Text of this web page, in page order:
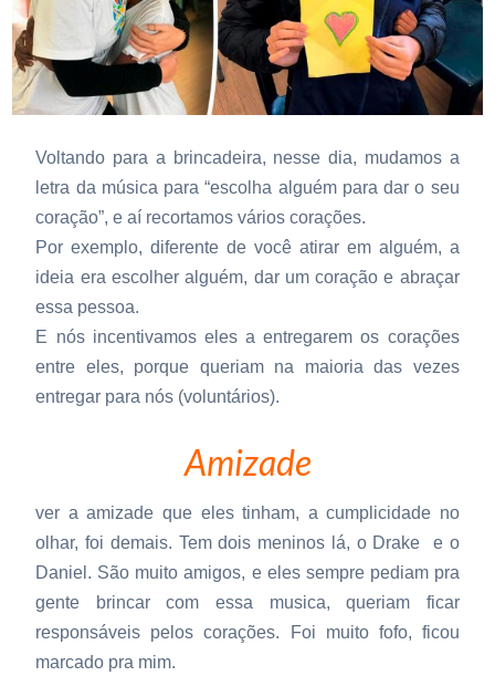
Voltando para a brincadeira, nesse dia, mudamos a
letra da música para “escolha alguém para dar o seu
coração”, e aí recortamos vários corações.
Por exemplo, diferente de você atirar em alguém, a
ideia era escolher alguém, dar um coração e abraçar
essa pessoa.
E nós incentivamos eles a entregarem os corações
entre eles, porque queriam na maioria das vezes
entregar para nós (voluntários).
Amizade
ver a amizade que eles tinham, a cumplicidade no
olhar, foi demais. Tem dois meninos lá, o Drake e o
Daniel. São muito amigos, e eles sempre pediam pra
gente brincar com essa musica, queriam ficar
responsáveis pelos corações. Foi muito fofo, ficou
marcado pra mim.